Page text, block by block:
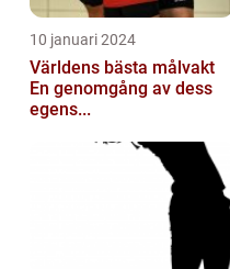
10 januari 2024
Världens bästa målvakt
En genomgång av dess
egens...